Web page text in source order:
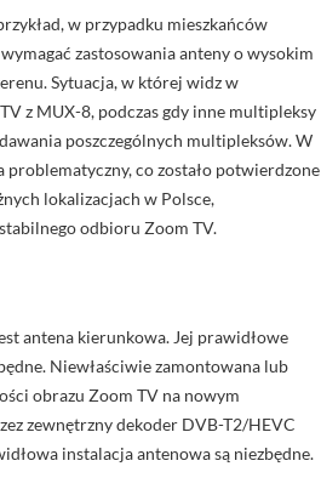
w przypadku mieszkańców
zastosowania anteny o wysokim
Sytuacja, w której widz w
z MUX-8, podczas gdy inne multipleksy
poszczególnych multipleksów. W
problematyczny, co zostało potwierdzone
lokalizacjach w Polsce,
odbioru Zoom TV.
antena kierunkowa. Jej prawidłowe
Niewłaściwie zamontowana lub
obrazu Zoom TV na nowym
zewnętrzny dekoder DVB-T2/HEVC
instalacja antenowa są niezbędne.